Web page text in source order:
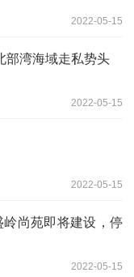
2022-05-15
部湾海域走私势头
2022-05-15
2022-05-15
尚苑即将建设，停
2022-05-15